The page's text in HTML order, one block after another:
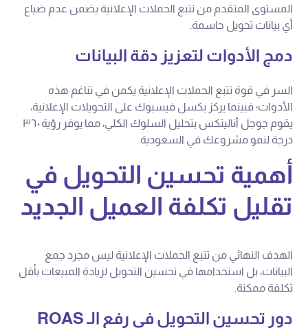
المستوى المتقدم من تتبع الحملات الإعلانية يضمن عدم ضياع
أي بيانات تحويل حاسمة.
دمج الأدوات لتعزيز دقة البيانات
السر في قوة تتبع الحملات الإعلانية يكمن في تناغم هذه
الأدوات؛ فبينما يركز بكسل فيسبوك على التحويلات الإعلانية،
يقوم جوجل أناليتكس بتحليل السلوك الكلي، مما يوفر رؤية ٣٦٠
درجة لنمو مشروعك في السعودية.
أهمية تحسين التحويل في
تقليل تكلفة العميل الجديد
الهدف النهائي من تتبع الحملات الإعلانية ليس مجرد جمع
البيانات، بل استخدامها في تحسين التحويل لزيادة المبيعات بأقل
تكلفة ممكنة.
دور تحسين التحويل في رفع الـ ROAS